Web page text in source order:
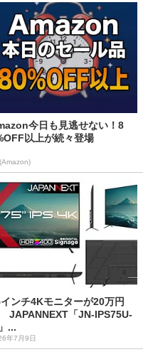
今日も見逃せない！8
以上が続々登場
ンチ4Kモニターが20万円
JAPANNEXT「JN-IPS75U-
...
年7月9日